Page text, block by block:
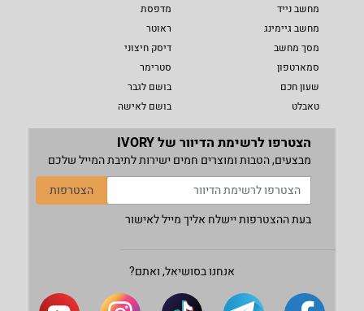
מחשב נייד
מחשב גיימינג
מסך מחשב
סמארטפון
שעון חכם
טאבלט
מדפסת
ראוטר
דיסק חיצוני
סטרימר
בושם לגבר
בושם לאישה
הצטרפו לרשימת הדיוור של IVORY
מבצעים, הטבות ומוצרים חמים ישירות לתיבת המייל שלכם
הצטרפות
בעת ההצטרפות יישלח אליך מייל לאישור
אנחנו בסושיאל, ואתם?